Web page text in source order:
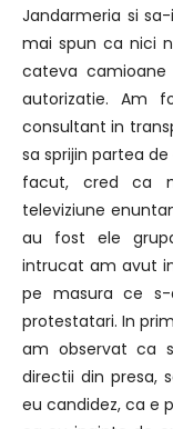
Jandarmeria si sa-
mai spun ca nici
cateva
autorizatie. Am
consultant in
sa sprijin partea
facut, cred ca
televiziune
au fost ele
intrucat am avut
pe masura ce
protestatari. In
am observat ca
directii din presa,
eu candidez, ca e